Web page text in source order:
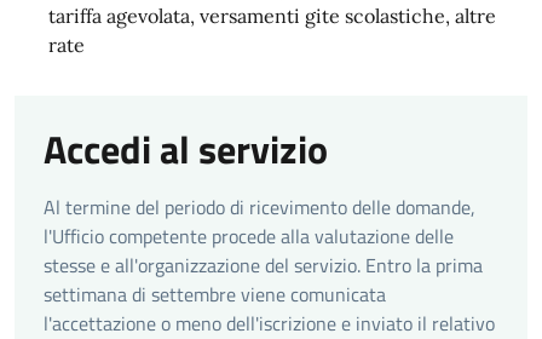
tariffa agevolata, versamenti gite scolastiche, altre
rate
Accedi al servizio
Al termine del periodo di ricevimento delle domande,
l'Ufficio competente procede alla valutazione delle
stesse e all'organizzazione del servizio. Entro la prima
settimana di settembre viene comunicata
l'accettazione o meno dell'iscrizione e inviato il relativo